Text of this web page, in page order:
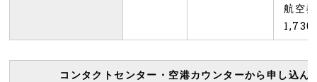
航空
1,730
コンタクトセンター・空港カウンターから申し込ん